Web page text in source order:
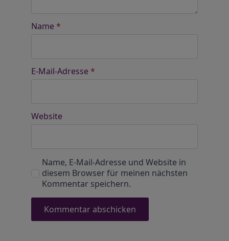
Name *
E-Mail-Adresse *
Website
Name, E-Mail-Adresse und Website in
diesem Browser für meinen nächsten
Kommentar speichern.